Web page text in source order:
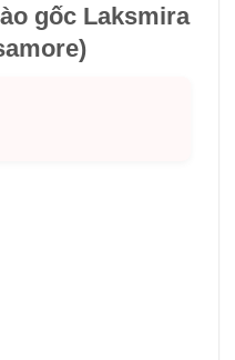
gốc Laksmira